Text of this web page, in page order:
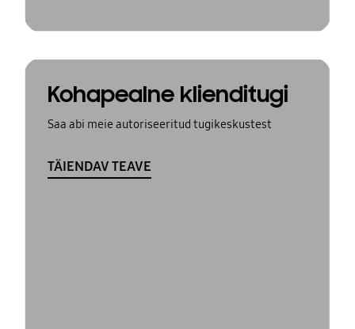
Kohapealne klienditugi
Saa abi meie autoriseeritud tugikeskustest
TÄIENDAV TEAVE